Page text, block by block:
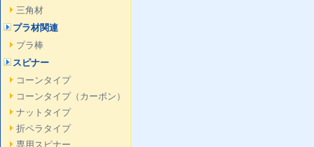
三角材
プラ材関連
プラ棒
スピナー
コーンタイプ
コーンタイプ（カーボン）
ナットタイプ
折ペラタイプ
専用スピナー